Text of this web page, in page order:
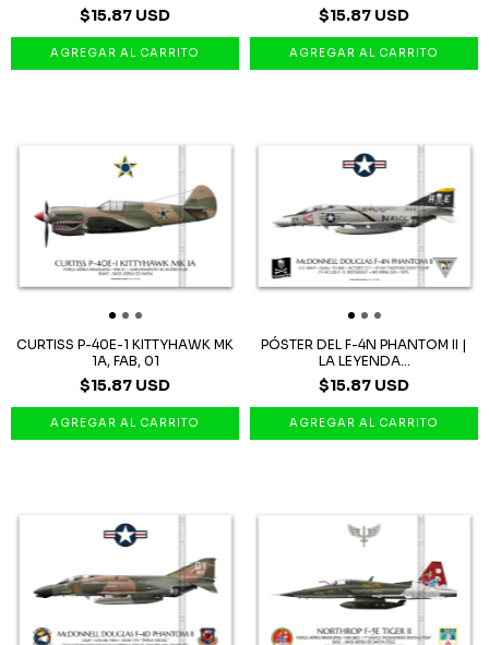
$15.87 USD $15.87 USD
CURTISS P-40E-1 KITTYHAWK MK
1A, FAB, 01
$15.87 USD
PÓSTER DEL F-4N PHANTOM II |
LA LEYENDA...
$15.87 USD